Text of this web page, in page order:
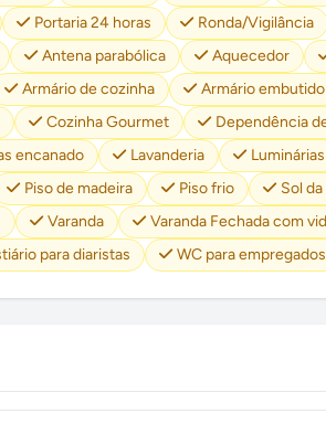
Portaria 24 horas Ronda/Vigilância
Antena parabólica Aquecedor
Armário de cozinha Armário embutido
Cozinha Gourmet Dependência
encanado Lavanderia Luminárias
Piso de madeira Piso frio Sol
Varanda Varanda Fechada com
para diaristas WC para empregados